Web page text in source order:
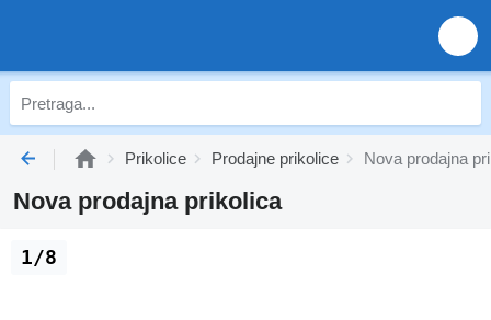
Prikolice Prodajne prikolice Nova prodajna
Nova prodajna prikolica
1/8